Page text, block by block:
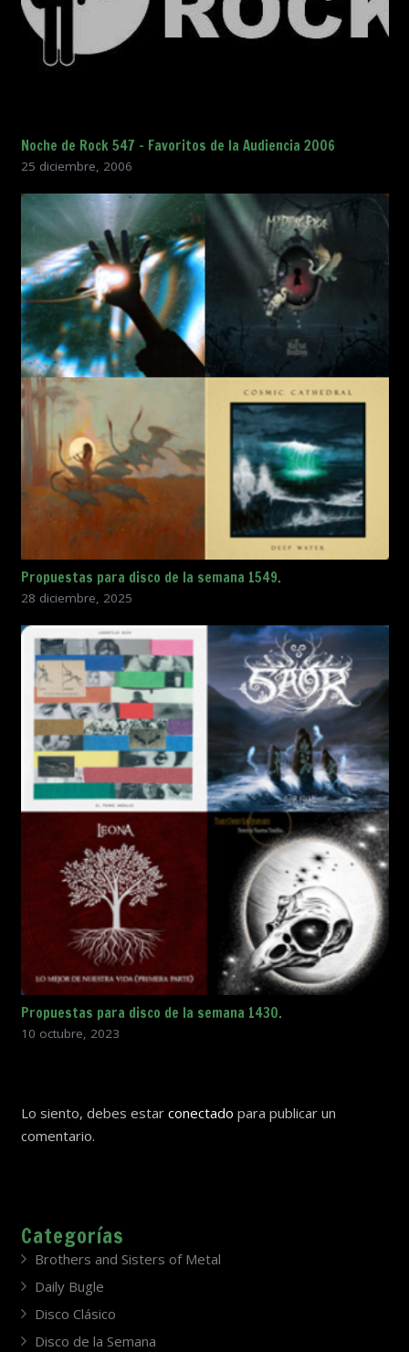
Noche de Rock 547 – Favoritos de la Audiencia 2006
25 diciembre, 2006
Propuestas para disco de la semana 1549.
28 diciembre, 2025
Propuestas para disco de la semana 1430.
10 octubre, 2023
Lo siento, debes estar conectado para publicar un
comentario.
Categorías
Brothers and Sisters of Metal
Daily Bugle
Disco Clásico
Disco de la Semana